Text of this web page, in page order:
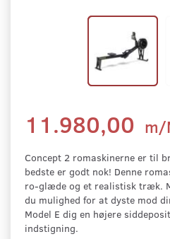
11.980,00 m/
Concept 2 romaskinerne er til
bedste er godt nok! Denne
ro-glæde og et realistisk træk.
du mulighed for at dyste mod
Model E dig en højere
indstigning.